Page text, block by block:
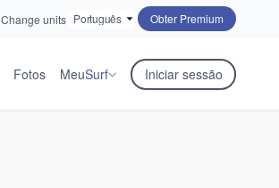
Change units Obter Premium
Fotos MeuSurf Iniciar sessão